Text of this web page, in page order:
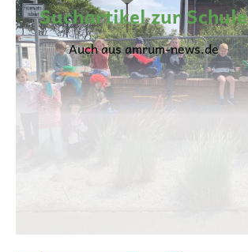
Suchartikel zur Schule
Auch aus amrum-news.de